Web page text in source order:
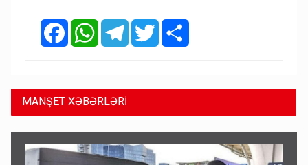
FacebookWhatsAppTelegramTwitter
MANŞET XƏBƏRLƏRİ